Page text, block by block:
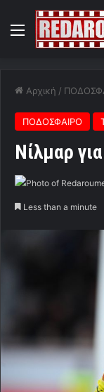
Menu
Αρχική /
ΠΟΔΟΣΦΑΙΡΟ
Νίλμαρ
Less than a minute